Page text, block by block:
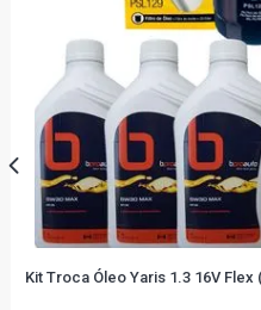
Kit Troca Óleo Yaris 1.3 16V Flex